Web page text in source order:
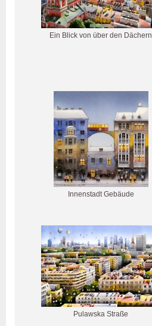
Ein Blick von über den Dächern
Innenstadt Gebäude
Pulawska Straße